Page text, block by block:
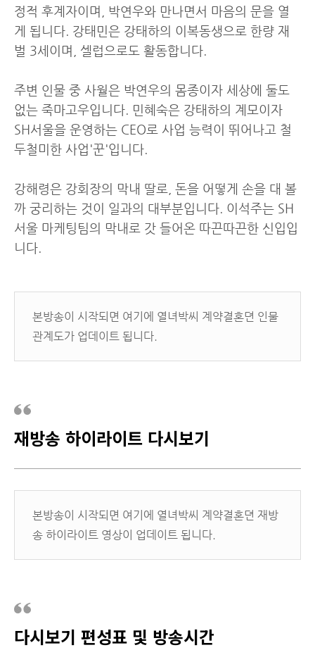
정적 후계자이며, 박연우와 만나면서 마음의 문을 열
게 됩니다. 강태민은 강태하의 이복동생으로 한량 재
벌 3세이며, 셀럽으로도 활동합니다.
주변 인물 중 사월은 박연우의 몸종이자 세상에 둘도
없는 죽마고우입니다. 민혜숙은 강태하의 계모이자
SH서울을 운영하는 CEO로 사업 능력이 뛰어나고 철
두철미한 사업'꾼'입니다.
강해령은 강회장의 막내 딸로, 돈을 어떻게 손을 대 볼
까 궁리하는 것이 일과의 대부분입니다. 이석주는 SH
서울 마케팅팀의 막내로 갓 들어온 따끈따끈한 신입입
니다.
본방송이 시작되면 여기에 열녀박씨 계약결혼뎐 인물
관계도가 업데이트 됩니다.
재방송 하이라이트 다시보기
본방송이 시작되면 여기에 열녀박씨 계약결혼뎐 재방
송 하이라이트 영상이 업데이트 됩니다.
다시보기 편성표 및 방송시간